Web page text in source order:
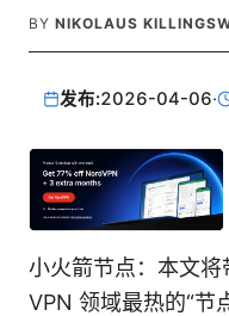
BY NIKOLAUS
发布:2026-04-06·
小火箭节点：本文
VPN 领域最热的“节